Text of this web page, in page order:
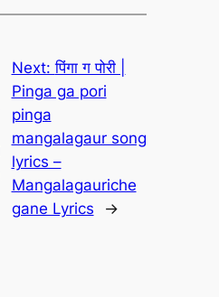
Next:पिंगा ग पोरी |
Pinga ga pori
pinga
mangalagaur song
lyrics –
Mangalagauriche
gane Lyrics
→